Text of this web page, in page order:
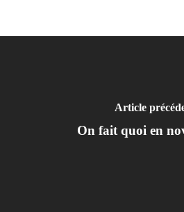
Article
On fait quoi en